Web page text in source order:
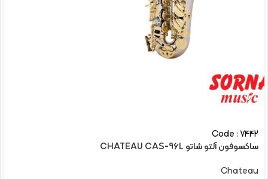
Code : 7442
ساکسوفون آلتو شاتو CHATEAU CAS-96L
Chateau